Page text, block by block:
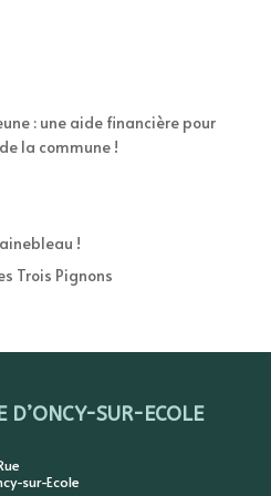
: une aide financière pour
la commune !
!
Trois Pignons
D’ONCY-SUR-ECOLE
sur-Ecole